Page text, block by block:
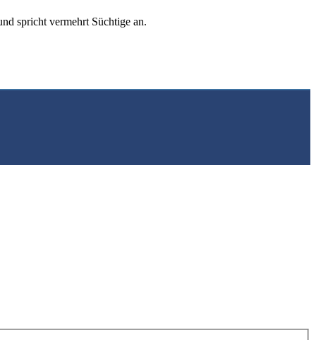
spricht vermehrt Süchtige an.